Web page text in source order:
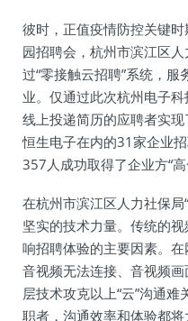
彼时，正值疫情防控关键
园招聘会，杭州市滨江区
过“零接触云招聘”系统，
业。仅通过此次杭州电子
线上投递简历的应聘者实现
恒生电子在内的31家企业
357人成功取得了企业方“高
在杭州市滨江区人力社保局
坚实的技术力量。传统的
响招聘体验的主要因素。
音视频无法连接、音视频
层技术攻克以上“云”沟通
职者，沟通效率和体验都将